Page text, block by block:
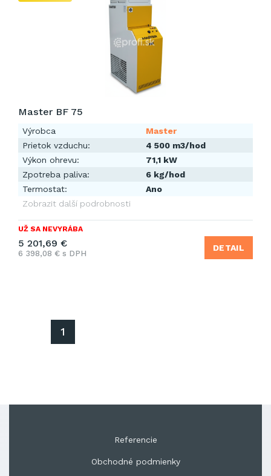
Master BF 75
Výrobca
Master
Prietok vzduchu:
4 500 m3/hod
Výkon ohrevu:
71,1 kW
Zpotreba paliva:
6 kg/hod
Termostat:
Ano
Zobrazit další podrobnosti
UŽ SA NEVYRÁBA
5 201,69 €
6 398,08 € s DPH
DETAIL
1
Referencie
Obchodné podmienky